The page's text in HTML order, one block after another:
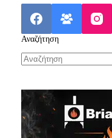
Αναζήτηση